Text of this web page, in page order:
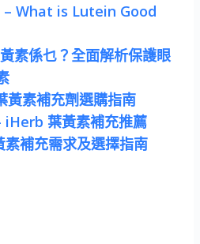
What is Lutein Good
素係乜？全面解析保護眼
黃素補充劑選購指南
葉黃素補充推薦
補充需求及選擇指南